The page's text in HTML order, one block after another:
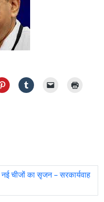
चीजों का सृजन – सरकार्यवाह